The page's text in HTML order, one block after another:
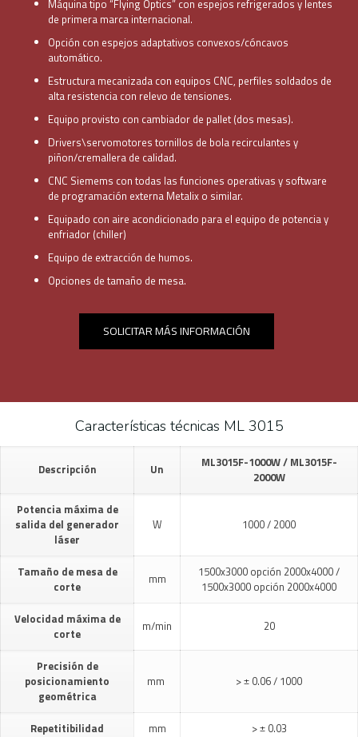
Máquina tipo “Flying Optics” con espejos refrigerados y lentes
de primera marca internacional.
Opción con espejos adaptativos convexos/cóncavos
automático.
Estructura mecanizada con equipos CNC, perfiles soldados de
alta resistencia con relevo de tensiones.
Equipo provisto con cambiador de pallet (dos mesas).
Drivers\servomotores tornillos de bola recirculantes y
piñon/cremallera de calidad.
CNC Siemems con todas las funciones operativas y software
de programación externa Metalix o similar.
Equipado con aire acondicionado para el equipo de potencia y
enfriador (chiller)
Equipo de extracción de humos.
Opciones de tamaño de mesa.
SOLICITAR MÁS INFORMACIÓN
Características técnicas ML 3015
Descripción Un
ML3015F-1000W / ML3015F-
2000W
Potencia máxima de
salida del generador
láser
W 1000 / 2000
Tamaño de mesa de
corte
mm
1500x3000 opción 2000x4000 /
1500x3000 opción 2000x4000
Velocidad máxima de
corte
m/min 20
Precisión de
posicionamiento
geométrica
mm > ± 0.06 / 1000
Repetitibilidad mm
> ± 0.03